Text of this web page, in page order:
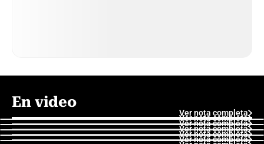
En video
Ver nota completa
Ver nota completa
Ver nota completa
Ver nota completa
Ver nota completa
Ver nota completa